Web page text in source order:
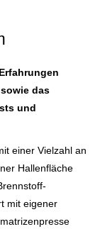
das
und
einer Vielzahl an
Hallenfläche
mit eigener